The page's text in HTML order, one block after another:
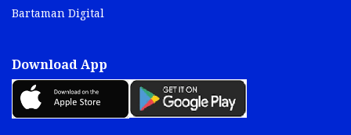
Bartaman Digital
Download App